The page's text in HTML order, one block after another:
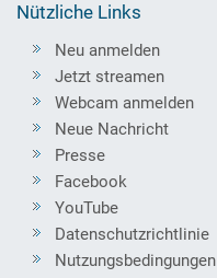
Nützliche Links
Neu anmelden
Jetzt streamen
Webcam anmelden
Neue Nachricht
Presse
Facebook
YouTube
Datenschutzrichtlinie
Nutzungsbedingungen